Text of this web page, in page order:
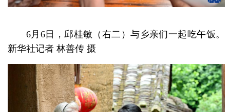
6月6日，邱桂敏（右二）与乡亲们一起吃午饭。
新华社记者 林善传 摄